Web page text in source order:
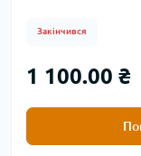
Закінчився
1 100.00 ₴